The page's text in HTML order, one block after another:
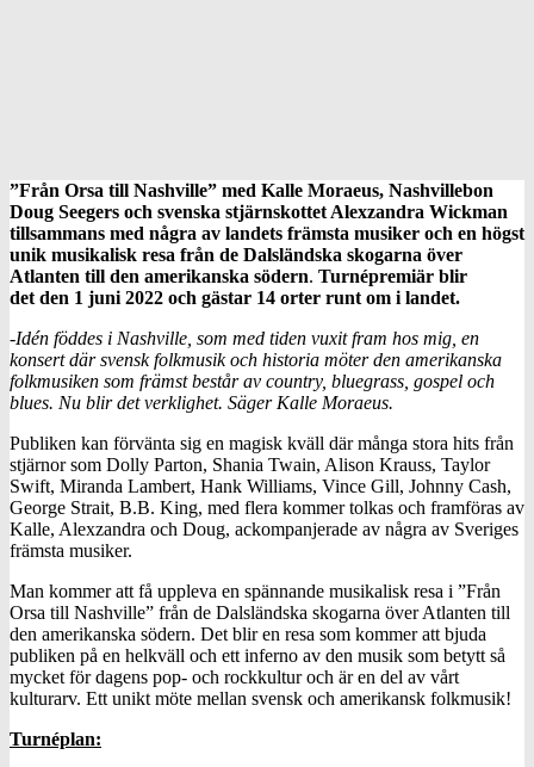
”Från Orsa till Nashville” med Kalle Moraeus, Nashvillebon
Doug Seegers och svenska stjärnskottet Alexzandra Wickman
tillsammans med några av landets främsta musiker och en högst
unik musikalisk resa från de Dalsländska skogarna över
Atlanten till den amerikanska södern. Turnépremiär blir
det den 1 juni 2022 och gästar 14 orter runt om i landet.
-Idén föddes i Nashville, som med tiden vuxit fram hos mig, en
konsert där svensk folkmusik och historia möter den amerikanska
folkmusiken som främst består av country, bluegrass, gospel och
blues. Nu blir det verklighet. Säger Kalle Moraeus.
Publiken kan förvänta sig en magisk kväll där många stora hits från
stjärnor som Dolly Parton, Shania Twain, Alison Krauss, Taylor
Swift, Miranda Lambert, Hank Williams, Vince Gill, Johnny Cash,
George Strait, B.B. King, med flera kommer tolkas och framföras av
Kalle, Alexzandra och Doug, ackompanjerade av några av Sveriges
främsta musiker.
Man kommer att få uppleva en spännande musikalisk resa i ”Från
Orsa till Nashville” från de Dalsländska skogarna över Atlanten till
den amerikanska södern. Det blir en resa som kommer att bjuda
publiken på en helkväll och ett inferno av den musik som betytt så
mycket för dagens pop- och rockkultur och är en del av vårt
kulturarv. Ett unikt möte mellan svensk och amerikansk folkmusik!
Turnéplan: